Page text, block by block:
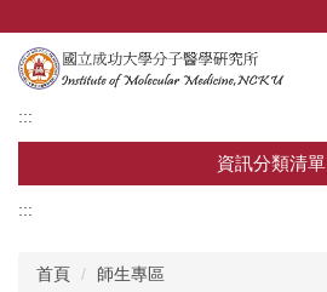
主
內
容
:::
資訊分類清單
:::
首頁 師生專區